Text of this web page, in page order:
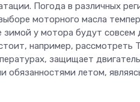
Погода в различных
моторного масла
зимой у мотора будут совсем
например, рассмотреть
защищает
обязанностями летом,